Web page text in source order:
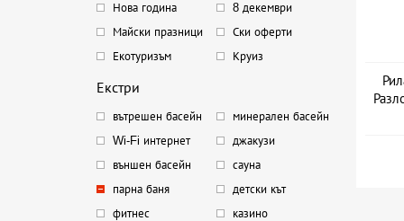
Нова година
8 декември
Майски празници
Ски оферти
Екотуризъм
Круиз
Екстри
вътрешен басейн
минерален басейн
Wi-Fi интернет
джакузи
външен басейн
сауна
парна баня
детски кът
фитнес
казино